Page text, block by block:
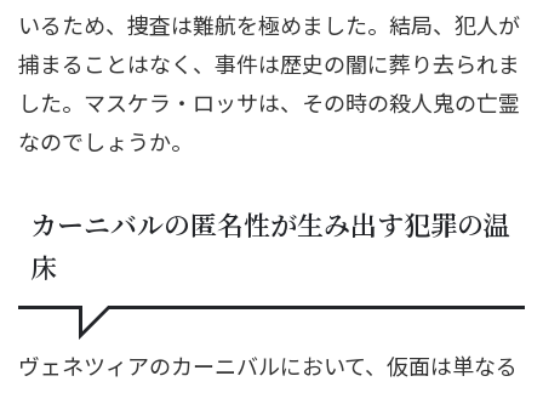
いるため、捜査は難航を極めました。結局、犯人が
捕まることはなく、事件は歴史の闇に葬り去られま
した。マスケラ・ロッサは、その時の殺人鬼の亡霊
なのでしょうか。
カーニバルの匿名性が生み出す犯罪の温
床
ヴェネツィアのカーニバルにおいて、仮面は単なる